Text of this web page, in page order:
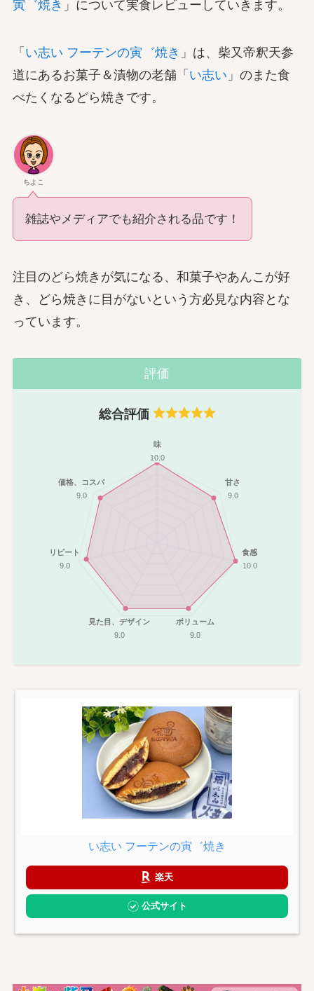
寅゛焼き 」について実食レビューしていきます。
「 い志い フーテンの寅゛焼き 」は、柴又帝釈天参
道にあるお菓子＆漬物の老舗「 い志い 」のまた食
べたくなるどら焼きです。
ちよこ
雑誌やメディアでも紹介される品です！
注目のどら焼きが気になる、和菓子やあんこが好
き、どら焼きに目がないという方必見な内容とな
っています。
評価
総合評価
味
10.0
甘さ
9.0
食感
10.0
ボリューム
9.0
見た目、デザイン
9.0
リピート
9.0
価格、コスパ
9.0
い志い フーテンの寅゛焼き
楽天
公式サイト